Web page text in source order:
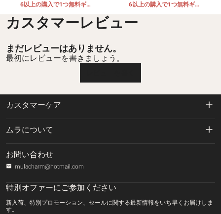
6以上の購入で1つ無料ギフ
6以上の購入で1つ無料ギフ
カスタマーレビュー
まだレビューはありません。
最初にレビューを書きましょう。
カスタマーケア
プライバシーポリシー
利用規約
支払方法
ムラについて
ご注文の追跡
お問い合わせ
お問い合わせ
mulacharm@hotmail.com
特別オファーにご参加ください
新入荷、特別プロモーション、セールに関する最新情報をいち早くお届けしま
す。